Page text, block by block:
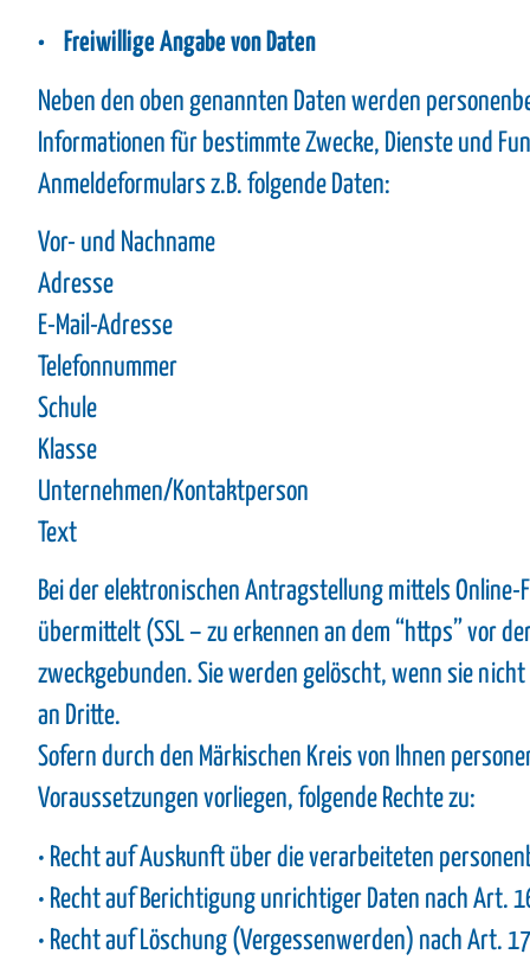
• Freiwillige Angabe von Daten
Neben den oben genannten Daten werden
Informationen für bestimmte Zwecke, Dienste und
Anmeldeformulars z.B. folgende Daten:
Vor- und Nachname
Adresse
E-Mail-Adresse
Telefonnummer
Schule
Klasse
Unternehmen/Kontaktperson
Text
Bei der elektronischen Antragstellung mittels
übermittelt (SSL – zu erkennen an dem “https” vor
zweckgebunden. Sie werden gelöscht, wenn sie
an Dritte.
Sofern durch den Märkischen Kreis von Ihnen
Voraussetzungen vorliegen, folgende Rechte zu:
• Recht auf Auskunft über die verarbeiteten
• Recht auf Berichtigung unrichtiger Daten nach Art.
• Recht auf Löschung (Vergessenwerden) nach Art. 17